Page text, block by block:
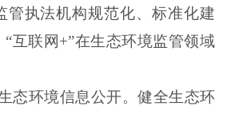
管执法机构规范化、标准化建
互联网+”在生态环境监管领域
态环境信息公开。健全生态环